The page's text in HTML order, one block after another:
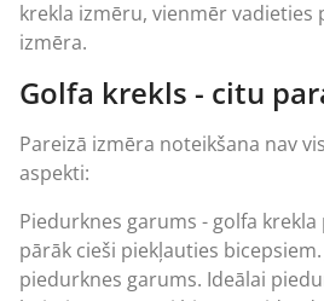
krekla izmēru, vienmēr vadieties
izmēra.
Golfa krekls - citu
Pareizā izmēra noteikšana nav
aspekti:
Piedurknes garums - golfa
pārāk cieši piekļauties
piedurknes garums. Ideālai